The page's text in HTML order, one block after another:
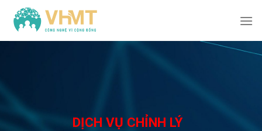
DỊCH VỤ CHỈNH LÝ